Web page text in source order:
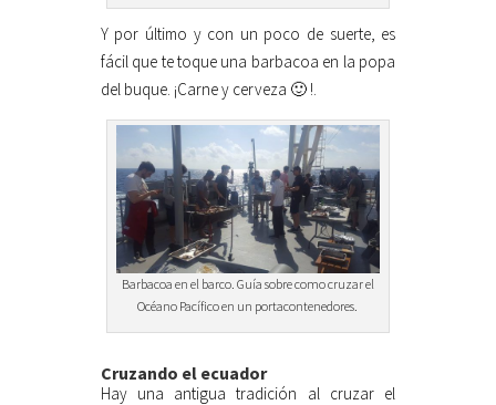
Y por último y con un poco de suerte, es
fácil que te toque una barbacoa en la popa
del buque. ¡Carne y cerveza 🙂 !.
Barbacoa en el barco. Guía sobre como cruzar el
Océano Pacífico en un portacontenedores.
Cruzando el ecuador
Hay una antigua tradición al cruzar el